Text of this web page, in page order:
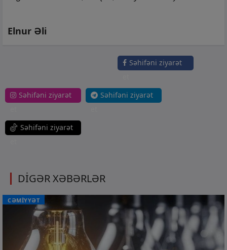
Elnur Əli
Səhifəni ziyarət
Səhifəni ziyarət
Səhifəni ziyarət
Səhifəni ziyarət
DİGƏR XƏBƏRLƏR
CƏMİYYƏT